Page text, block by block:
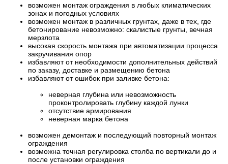
возможен монтаж ограждения в любых климатических
зонах и погодных условиях
возможен монтаж в различных грунтах, даже в тех, где
бетонирование невозможно: скалистые грунты, вечная
мерзлота
высокая скорость монтажа при автоматизации процесса
закручивания опор
избавляют от необходимости дополнительных действий
по заказу, доставке и размещению бетона
избавляют от ошибок при заливке бетона:
неверная глубина или невозможность
проконтролировать глубину каждой лунки
отсутствие армирования
неверная марка бетона
возможен демонтаж и последующий повторный монтаж
ограждения
возможна точная регулировка столба по вертикали до и
после установки ограждения